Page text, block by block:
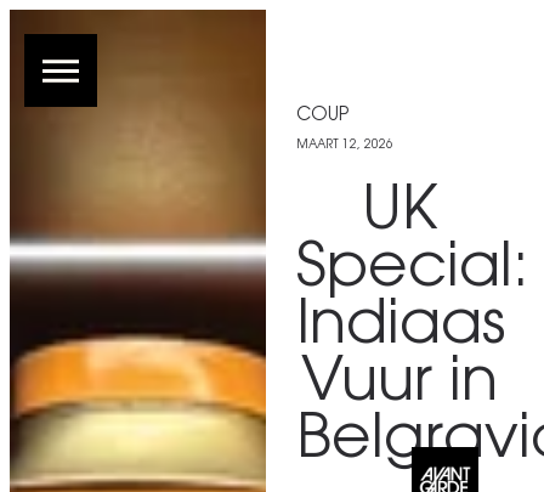
COUP
MAART 12, 2026
UK
Special:
Indiaas
Vuur in